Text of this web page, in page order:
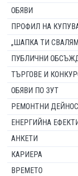
ОБЯВИ
ПРОФИЛ НА
„ШАПКА ТИ
ПУБЛИЧНИ
ТЪРГОВЕ И
ОБЯВИ ПО ЗУТ
РЕМОНТНИ
ЕНЕРГИЙНА
АНКЕТИ
КАРИЕРА
ВРЕМЕТО